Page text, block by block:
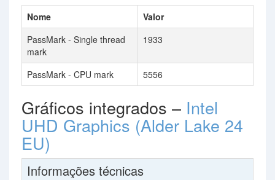
Nome
Valor
PassMark - Single thread
mark
1933
PassMark - CPU mark 5556
Gráficos integrados – Intel
UHD Graphics (Alder Lake 24
EU)
Informações técnicas